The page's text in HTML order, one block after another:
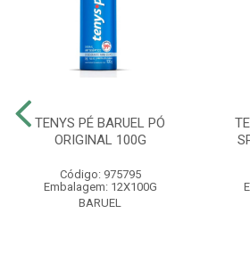
TENYS PÉ BARUEL PÓ
ORIGINAL 100G
Código: 975795
Embalagem: 12X100G
BARUEL